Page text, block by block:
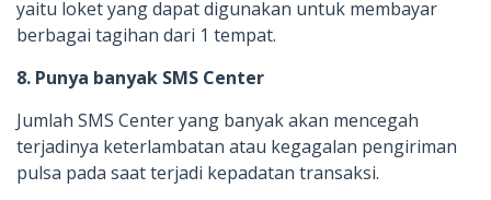
yaitu loket yang dapat digunakan untuk membayar
berbagai tagihan dari 1 tempat.
8. Punya banyak SMS Center
Jumlah SMS Center yang banyak akan mencegah
terjadinya keterlambatan atau kegagalan pengiriman
pulsa pada saat terjadi kepadatan transaksi.